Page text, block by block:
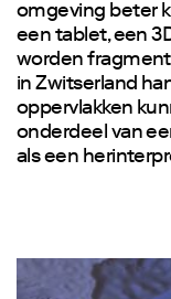
omgeving beter
een tablet, een
worden
in Zwitserland
oppervlakken
onderdeel van
als een